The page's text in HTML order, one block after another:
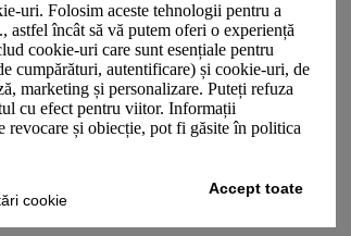
uri. Folosim aceste tehnologii pentru a
încât să vă putem oferi o experiență
cookie-uri care sunt esențiale pentru
cumpărături, autentificare) și cookie-uri, de
marketing și personalizare. Puteți refuza
cu efect pentru viitor. Informații
și obiecție, pot fi găsite în politica
cookie
Accept toate